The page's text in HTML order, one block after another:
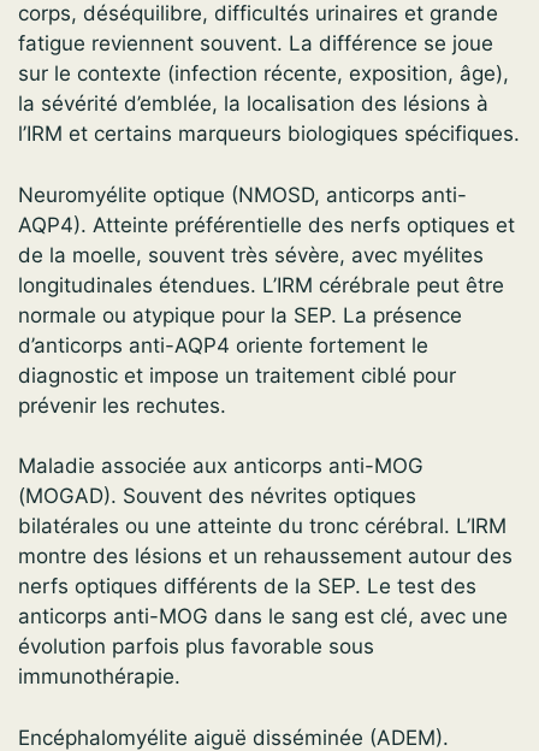
corps, déséquilibre, difficultés urinaires et grande
fatigue reviennent souvent. La différence se joue
sur le contexte (infection récente, exposition, âge),
la sévérité d’emblée, la localisation des lésions à
l’IRM et certains marqueurs biologiques spécifiques.
Neuromyélite optique (NMOSD, anticorps anti-
AQP4). Atteinte préférentielle des nerfs optiques et
de la moelle, souvent très sévère, avec myélites
longitudinales étendues. L’IRM cérébrale peut être
normale ou atypique pour la SEP. La présence
d’anticorps anti-AQP4 oriente fortement le
diagnostic et impose un traitement ciblé pour
prévenir les rechutes.
Maladie associée aux anticorps anti-MOG
(MOGAD). Souvent des névrites optiques
bilatérales ou une atteinte du tronc cérébral. L’IRM
montre des lésions et un rehaussement autour des
nerfs optiques différents de la SEP. Le test des
anticorps anti-MOG dans le sang est clé, avec une
évolution parfois plus favorable sous
immunothérapie.
Encéphalomyélite aiguë disséminée (ADEM).